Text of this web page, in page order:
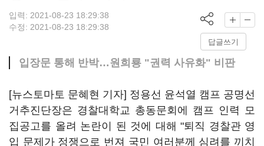
입력: 2021-08-23 18:29:38
수정: 2021-08-23 18:29:38
답글쓰기
입장문 통해 반박…원희룡 "권력 사유화" 비판
[뉴스토마토 문혜현 기자] 정용선 윤석열 캠프 공명선
거추진단장은 경찰대학교 총동문회에 캠프 인력 모
집공고를 올려 논란이 된 것에 대해 "퇴직 경찰관 영
입 문제가 정쟁으로 번져 국민 여러분께 심려를 끼치